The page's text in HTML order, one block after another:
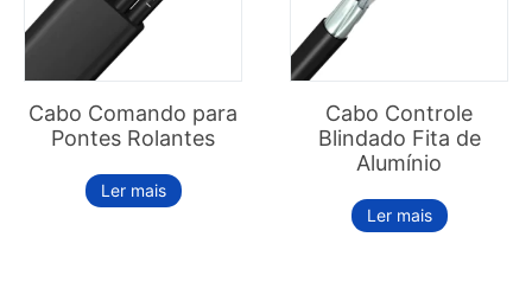
Cabo Comando para
Pontes Rolantes
Ler mais
Cabo Controle
Blindado Fita de
Alumínio
Ler mais